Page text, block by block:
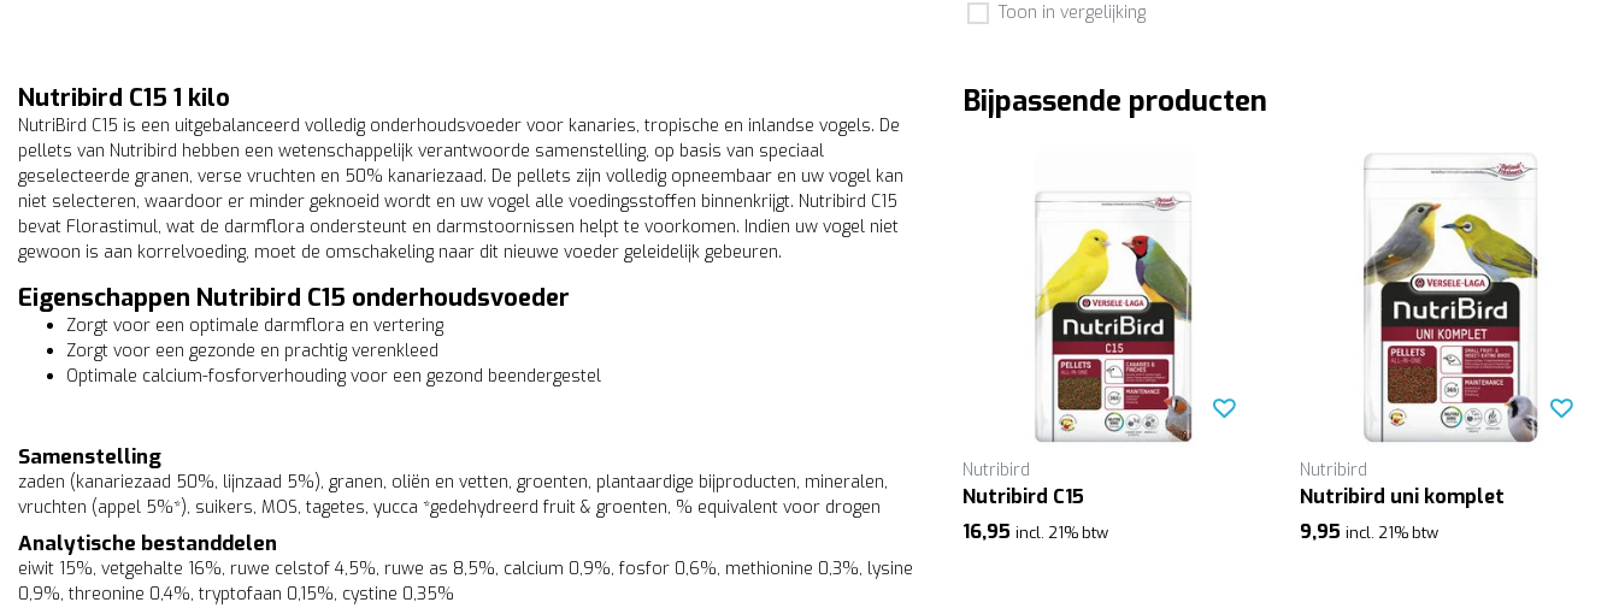
Toon in vergelijking
Nutribird C15 1 kilo
NutriBird C15 is een uitgebalanceerd volledig onderhoudsvoeder voor kanaries, tropische en inlandse vogels. De
pellets van Nutribird hebben een wetenschappelijk verantwoorde samenstelling, op basis van speciaal
geselecteerde granen, verse vruchten en 50% kanariezaad. De pellets zijn volledig opneembaar en uw vogel kan
niet selecteren, waardoor er minder geknoeid wordt en uw vogel alle voedingsstoffen binnenkrijgt. Nutribird C15
bevat Florastimul, wat de darmflora ondersteunt en darmstoornissen helpt te voorkomen. Indien uw vogel niet
gewoon is aan korrelvoeding, moet de omschakeling naar dit nieuwe voeder geleidelijk gebeuren.
Eigenschappen Nutribird C15 onderhoudsvoeder
Zorgt voor een optimale darmflora en vertering
Zorgt voor een gezonde en prachtig verenkleed
Optimale calcium-fosforverhouding voor een gezond beendergestel
Samenstelling
zaden (kanariezaad 50%, lijnzaad 5%), granen, oliën en vetten, groenten, plantaardige bijproducten, mineralen,
vruchten (appel 5%*), suikers, MOS, tagetes, yucca *gedehydreerd fruit & groenten, % equivalent voor drogen
Analytische bestanddelen
eiwit 15%, vetgehalte 16%, ruwe celstof 4,5%, ruwe as 8,5%, calcium 0,9%, fosfor 0,6%, methionine 0,3%, lysine
0,9%, threonine 0,4%, tryptofaan 0,15%, cystine 0,35%
Bijpassende producten
Nutribird
Nutribird C15
16,95 incl. 21% btw
Nutribird
Nutribird uni komplet
9,95 incl. 21% btw